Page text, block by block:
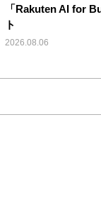
「Rakuten AI for
ト
2026.08.06